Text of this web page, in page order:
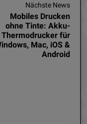
Nächste News
Mobiles Drucken
ohne Tinte: Akku-
Thermodrucker für
Mac, iOS &
Android